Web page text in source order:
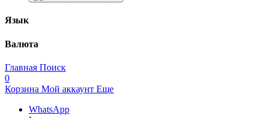
Язык
Валюта
Главная Поиск
0
Корзина Мой аккаунт Еще
WhatsApp